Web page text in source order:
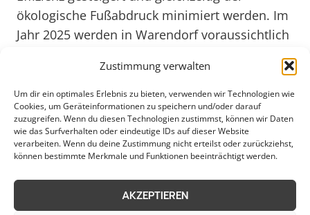
Zustimmung verwalten
Um dir ein optimales Erlebnis zu bieten, verwenden wir Technologien wie
Cookies, um Geräteinformationen zu speichern und/oder darauf
zuzugreifen. Wenn du diesen Technologien zustimmst, können wir Daten
wie das Surfverhalten oder eindeutige IDs auf dieser Website
verarbeiten. Wenn du deine Zustimmung nicht erteilst oder zurückziehst,
können bestimmte Merkmale und Funktionen beeinträchtigt werden.
AKZEPTIEREN
ökologische Fußabdruck minimiert werden. Im
Jahr 2025 werden in Warendorf voraussichtlich
Eisglättebekämpfung zum Einsatz kommen, um
den winterlichen Herausforderungen auf
intelligente und umweltfreundliche Weise zu
begegnen.
Weitere Themen in Warendorf